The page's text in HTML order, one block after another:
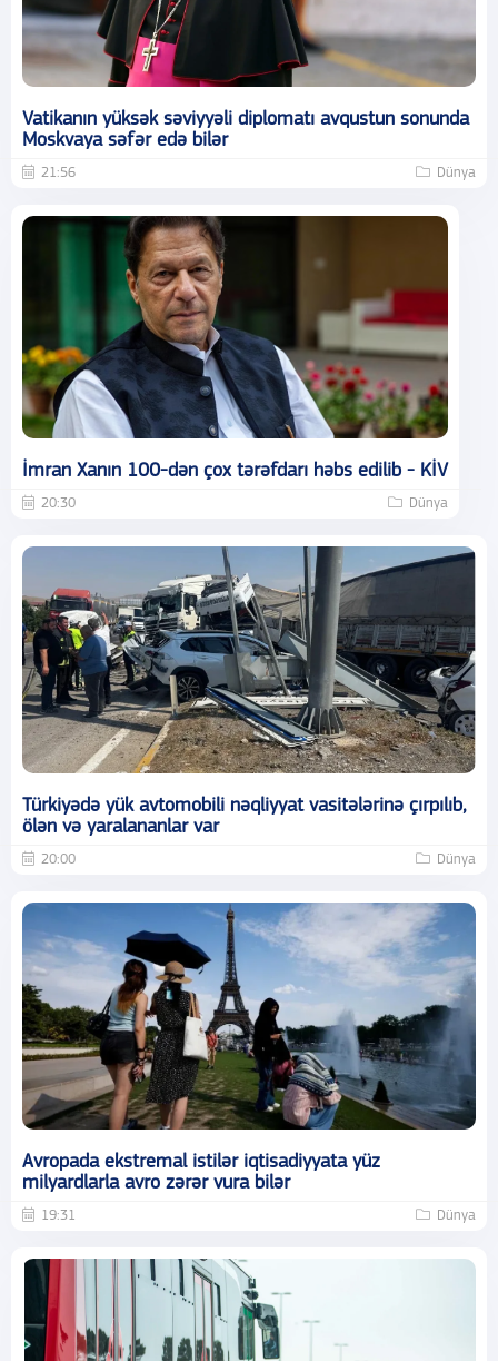
Vatikanın yüksək səviyyəli diplomatı avqustun sonunda
Moskvaya səfər edə bilər
21:56 Dünya
İmran Xanın 100-dən çox tərəfdarı həbs edilib - KİV
20:30 Dünya
Türkiyədə yük avtomobili nəqliyyat vasitələrinə çırpılıb,
ölən və yaralananlar var
20:00 Dünya
Avropada ekstremal istilər iqtisadiyyata yüz
milyardlarla avro zərər vura bilər
19:31 Dünya